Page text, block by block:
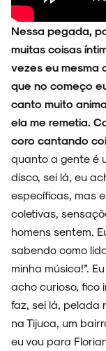
SOBRE
Nessa pegada,
muitas coisas
vezes eu mesma
que no começo
canto muito
ela me remetia.
coro cantando
quanto a gente é
disco, sei lá, eu
específicas, mas
coletivas,
homens sentem.
sabendo como
minha música!”.
acho curioso, fico
faz, sei lá, pelada
na Tijuca, um
eu vou para